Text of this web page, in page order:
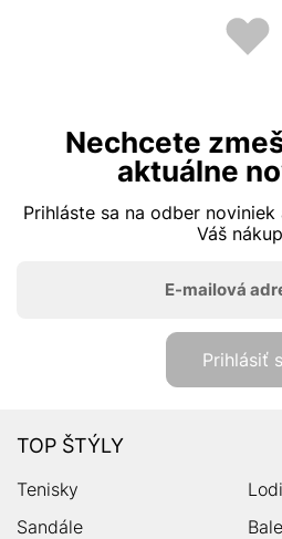
Nechcete
aktuálne
Prihláste sa na odber
Váš
E-mailová
Prihlásiť
TOP ŠTÝLY
Tenisky
Sandále